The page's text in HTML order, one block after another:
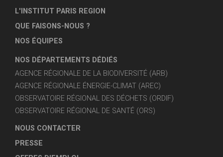
L'INSTITUT PARIS REGION
QUE FAISONS-NOUS ?
NOS ÉQUIPES
NOS DÉPARTEMENTS DÉDIÉS
AGENCE RÉGIONALE DE LA BIODIVERSITÉ (ARB)
AGENCE RÉGIONALE ÉNERGIE-CLIMAT (AREC)
OBSERVATOIRE RÉGIONAL DES DÉCHETS (ORDIF)
OBSERVATOIRE RÉGIONAL DE SANTÉ (ORS)
NOUS CONTACTER
PRESSE